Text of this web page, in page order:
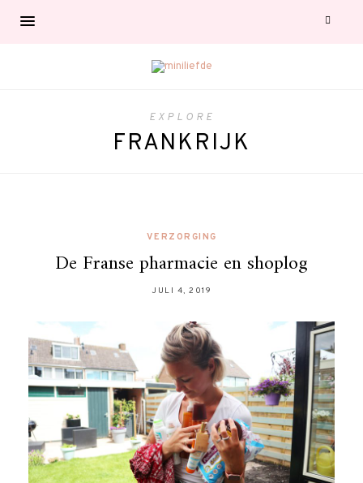
EXPLORE
FRANKRIJK
VERZORGING
De Franse pharmacie en shoplog
JULI 4, 2019